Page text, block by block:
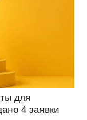
для
4 заявки